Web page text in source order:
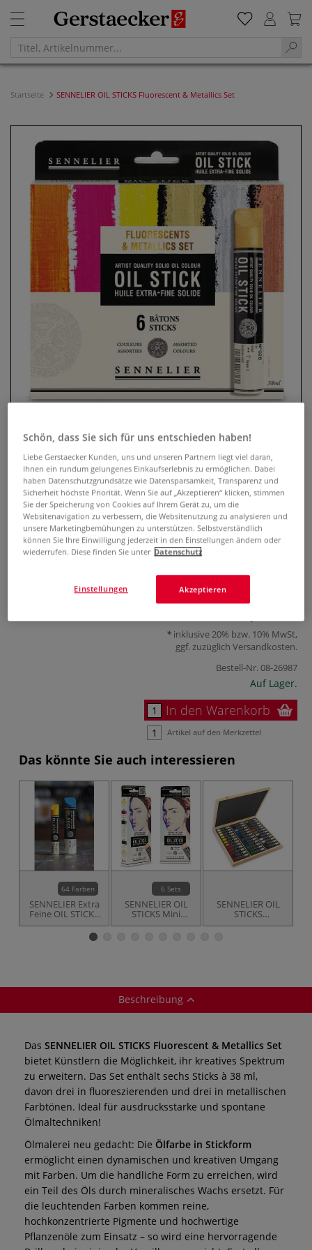
Startseite SENNELIER OIL STICKS Fluorescent & Metallics Set
SENNELIER OIL STICKS
Fluorescent & Metallics Set
0 Bewertungen
Mit dem SENNELIER OIL STICKS Fluorescent & Metallics Set
entstehen ausdrucksstarke Werke – sechs leuchtende
Farben, flexibel einsetzbar und brillant!
Mehr
inklusive 20% bzw. 10% MwSt,
ggf. zuzüglich Versandkosten.
Bestell-Nr.08-26987
Auf Lager.
In den Warenkorb
Artikel auf den Merkzettel
Das könnte Sie auch interessieren
64 Farben
SENNELIER Extra
Feine OIL STICKS
SOLIDE
6 Sets
SENNELIER OIL
STICKS Mini
Starter Sets
SENNELIER OIL
STICKS
Holzkasten mit 36
Beschreibung
Das SENNELIER OIL STICKS Fluorescent & Metallics Set
bietet Künstlern die Möglichkeit, ihr kreatives Spektrum
zu erweitern. Das Set enthält sechs Sticks à 38 ml,
davon drei in fluoreszierenden und drei in metallischen
Farbtönen. Ideal für ausdrucksstarke und spontane
Ölmaltechniken!
Ölmalerei neu gedacht: Die Ölfarbe in Stickform
ermöglicht einen dynamischen und kreativen Umgang
mit Farben. Um die handliche Form zu erreichen, wird
ein Teil des Öls durch mineralisches Wachs ersetzt. Für
die leuchtenden Farben kommen reine,
hochkonzentrierte Pigmente und hochwertige
Pflanzenöle zum Einsatz – so wird eine hervorragende
Schön, dass Sie sich für uns entschieden haben!
Liebe Gerstaecker Kunden, uns und unseren Partnern liegt viel daran,
Ihnen ein rundum gelungenes Einkaufserlebnis zu ermöglichen. Dabei
haben Datenschutzgrundsätze wie Datensparsamkeit, Transparenz und
Sicherheit höchste Priorität. Wenn Sie auf „Akzeptieren“ klicken, stimmen
Sie der Speicherung von Cookies auf Ihrem Gerät zu, um die
Websitenavigation zu verbessern, die Websitenutzung zu analysieren und
unsere Marketingbemühungen zu unterstützen. Selbstverständlich
können Sie Ihre Einwilligung jederzeit in den Einstellungen ändern oder
wiederrufen. Diese finden Sie unter Datenschutz
Akzeptieren
Einstellungen